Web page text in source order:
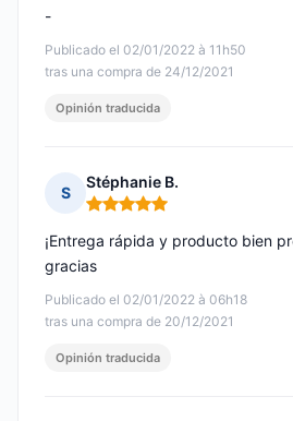
Publicado el 02/01/2022 à 11h50
tras una compra de 24/12/2021
-
Opinión traducida
S
Stéphanie B.
Nota: 5 de 5
Publicado el 02/01/2022 à 06h18
tras una compra de 20/12/2021
¡Entrega rápida y producto bien
gracias
Opinión traducida